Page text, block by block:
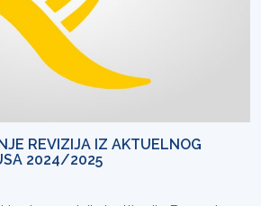
REVIZIJA IZ AKTUELNOG
2024/2025